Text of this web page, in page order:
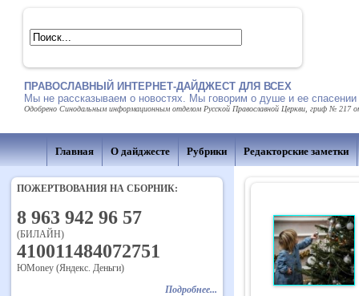
ПРАВОСЛАВНЫЙ ИНТЕРНЕТ-ДАЙДЖЕСТ ДЛЯ ВСЕХ
Мы не рассказываем о новостях. Мы говорим о душе и ее спасении
Одобрено Синодальным информационным отделом Русской Православной Церкви, гриф № 217
Главная О дайджесте Рубрики Редакторские заметки
ПОЖЕРТВОВАНИЯ НА СБОРНИК:
8 963 942 96 57
(БИЛАЙН)
410011484072751
ЮMoney (Яндекс. Деньги)
Подробнее...